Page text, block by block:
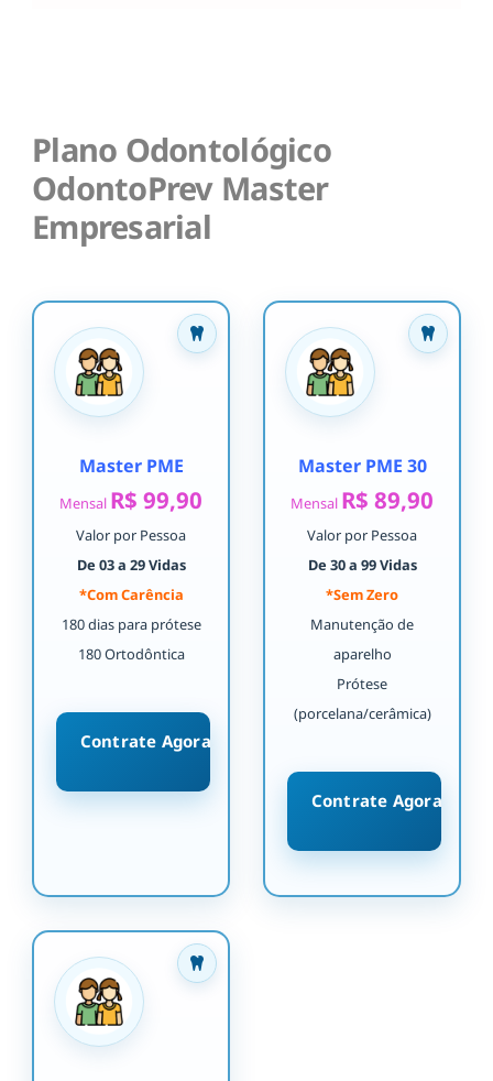
Plano Odontológico
OdontoPrev Master
Empresarial
Master PME
Mensal R$ 99,90
Valor por Pessoa
De 03 a 29 Vidas
*Com Carência
180 dias para prótese
180 Ortodôntica
Contrate Agora
Master PME 30
Mensal R$ 89,90
Valor por Pessoa
De 30 a 99 Vidas
*Sem Zero
Manutenção de
aparelho
Prótese
(porcelana/cerâmica)
Contrate Agora